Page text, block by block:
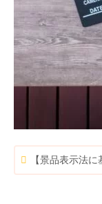
【景品表示法